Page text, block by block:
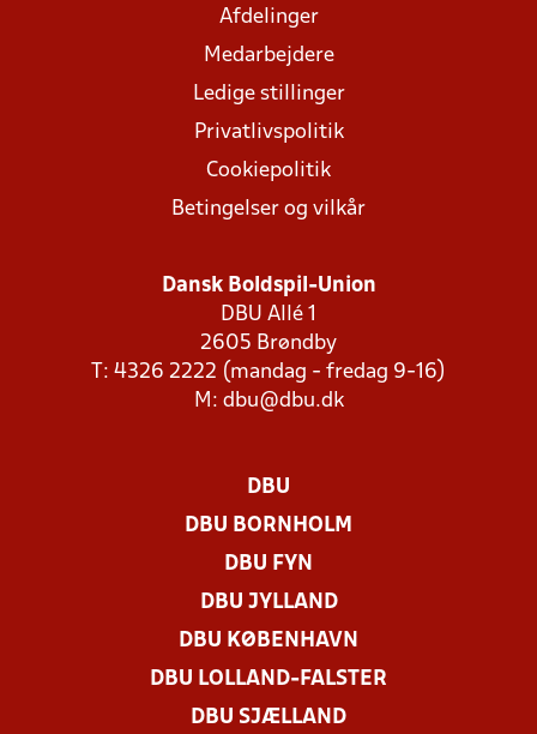
Afdelinger
Medarbejdere
Ledige stillinger
Privatlivspolitik
Cookiepolitik
Betingelser og vilkår
Dansk Boldspil-Union
DBU Allé 1
2605 Brøndby
T: 4326 2222 (mandag - fredag 9-16)
M: dbu@dbu.dk
DBU
DBU BORNHOLM
DBU FYN
DBU JYLLAND
DBU KØBENHAVN
DBU LOLLAND-FALSTER
DBU SJÆLLAND